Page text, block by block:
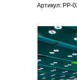
Артикул: PP-